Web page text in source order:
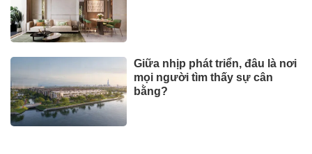
Giữa nhịp phát triển, đâu là nơi
mọi người tìm thấy sự cân
bằng?